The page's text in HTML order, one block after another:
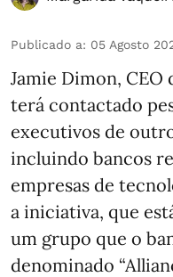
Publicado a: 05 Agosto
Jamie Dimon, CEO
terá contactado
executivos de
incluindo bancos
empresas de
a iniciativa, que
um grupo que o
denominado